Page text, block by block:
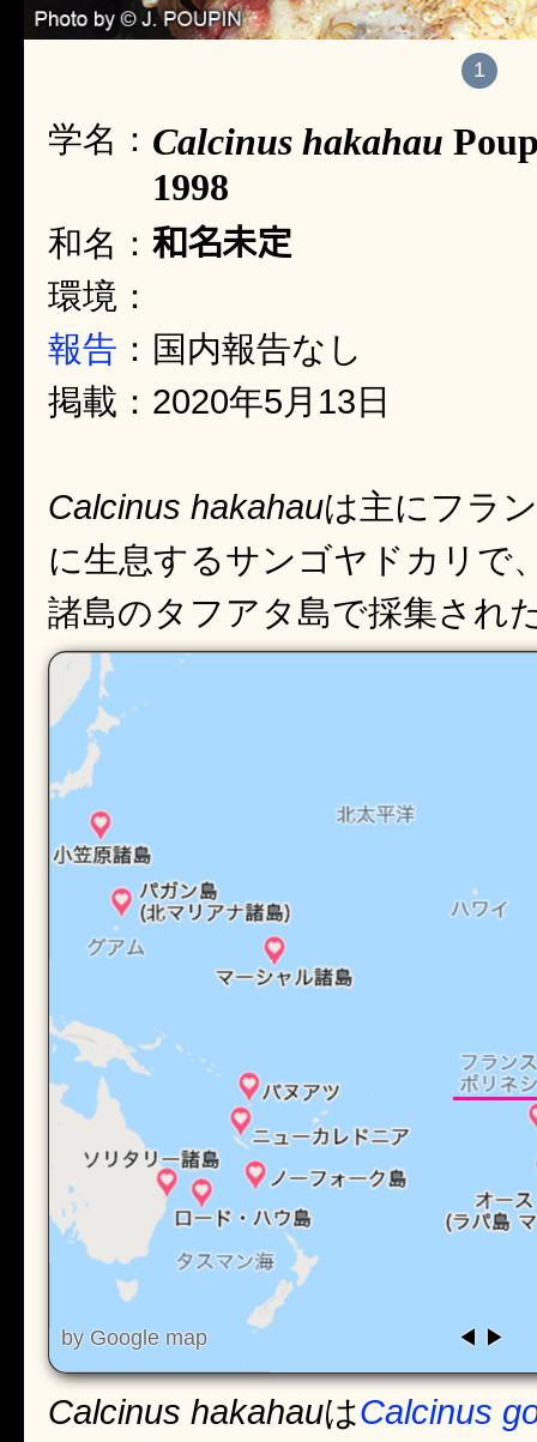
1
学名： Calcinus hakahau
1998
和名： 和名未定
環境：
報告 ：国内報告なし
掲載：2020年5月13日
Calcinus hakahauは主にフラ
に生息するサンゴヤドカリで
諸島のタフアタ島で採集され
Calcinus hakahauはCalcinus